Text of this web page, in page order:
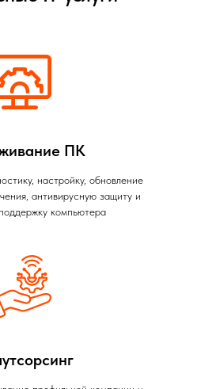
ПК
настройку, обновление
антивирусную защиту и
компьютера.